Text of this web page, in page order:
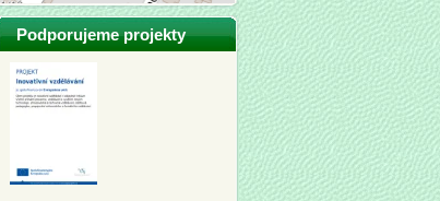
Podporujeme projekty